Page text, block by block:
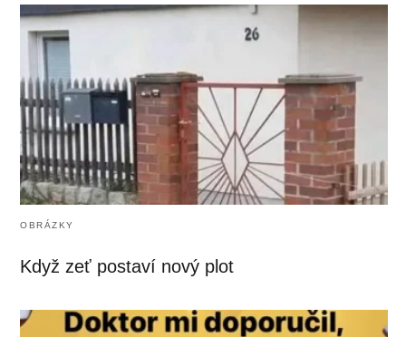
OBRÁZKY
Když zeť postaví nový plot